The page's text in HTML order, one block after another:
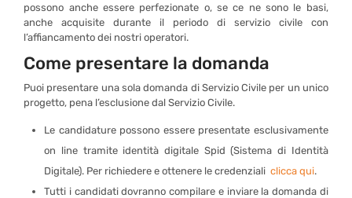
possono anche essere perfezionate o, se ce ne sono le basi,
anche acquisite durante il periodo di servizio civile con
l’affiancamento dei nostri operatori.
Come presentare la domanda
Puoi presentare una sola domanda di Servizio Civile per un unico
progetto, pena l’esclusione dal Servizio Civile.
Le candidature possono essere presentate esclusivamente
on line tramite identità digitale Spid (Sistema di Identità
Digitale). Per richiedere e ottenere le credenzialiclicca qui.
Tutti i candidati dovranno compilare e inviare la domanda di